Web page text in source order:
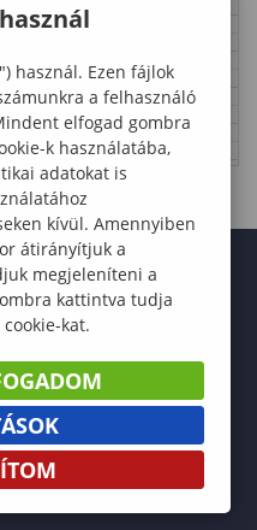
használ. Ezen fájlok
a felhasználó
elfogad gombra
k használatába,
adatokat is
kívül. Amennyiben
átirányítjuk a
megjeleníteni a
kattintva tudja
kat.